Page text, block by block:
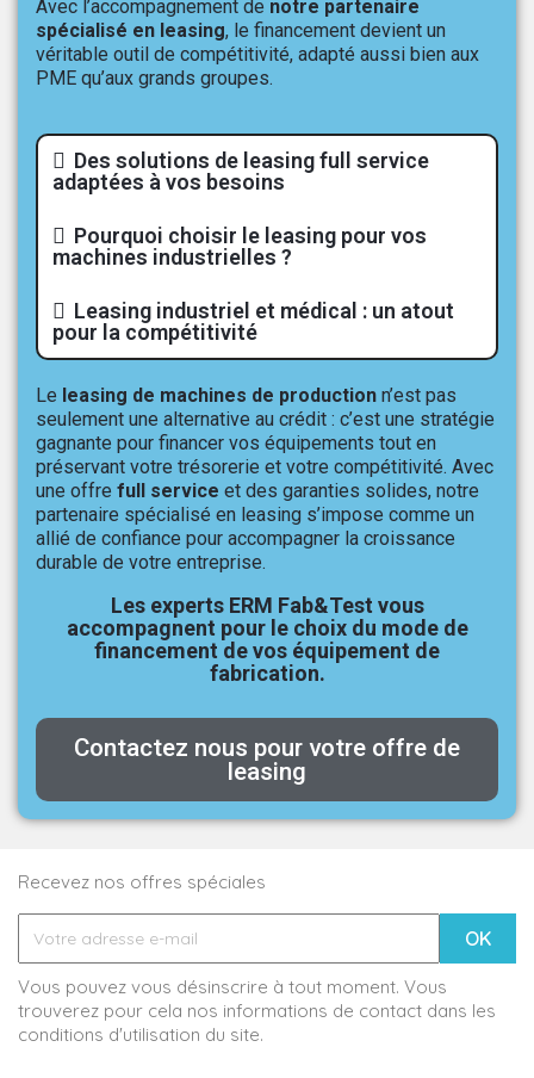
Avec l’accompagnement de notre partenaire
spécialisé en leasing, le financement devient un
véritable outil de compétitivité, adapté aussi bien aux
PME qu’aux grands groupes.
Des solutions de leasing full service
adaptées à vos besoins
Pourquoi choisir le leasing pour vos
machines industrielles ?
Leasing industriel et médical : un atout
pour la compétitivité
Le leasing de machines de production n’est pas
seulement une alternative au crédit : c’est une stratégie
gagnante pour financer vos équipements tout en
préservant votre trésorerie et votre compétitivité. Avec
une offre full service et des garanties solides, notre
partenaire spécialisé en leasing s’impose comme un
allié de confiance pour accompagner la croissance
durable de votre entreprise.
Les experts ERM Fab&Test vous
accompagnent pour le choix du mode de
financement de vos équipement de
fabrication.
Contactez nous pour votre offre de
leasing
Recevez nos offres spéciales
Vous pouvez vous désinscrire à tout moment. Vous
trouverez pour cela nos informations de contact dans les
conditions d'utilisation du site.